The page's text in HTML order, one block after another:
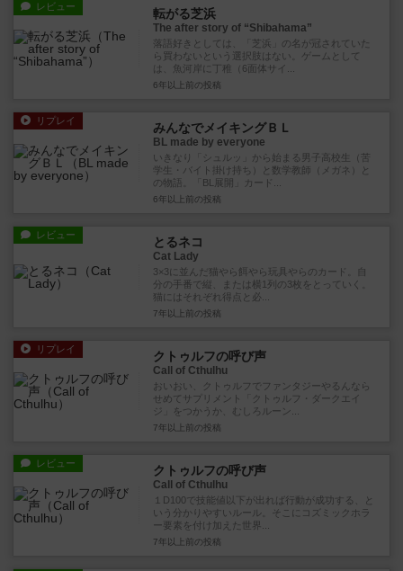
レビュー 転がる芝浜
The after story of “Shibahama”
落語好きとしては、「芝浜」の名が冠されていた
ら買わないという選択肢はない。ゲームとして
は、魚河岸に丁稚（6面体サイ...
6年以上前 の投稿
リプレイ みんなでメイキングＢＬ
BL made by everyone
いきなり「シュルッ」から始まる男子高校生（苦
学生・バイト掛け持ち）と数学教師（メガネ）と
の物語。「BL展開」カード...
6年以上前 の投稿
レビュー とるネコ
Cat Lady
3×3に並んだ猫やら餌やら玩具やらのカード。自
分の手番で縦、または横1列の3枚をとっていく。
猫にはそれぞれ得点と必...
7年以上前 の投稿
リプレイ クトゥルフの呼び声
Call of Cthulhu
おいおい、クトゥルフでファンタジーやるんなら
せめてサプリメント「クトゥルフ・ダークエイ
ジ」をつかうか、むしろルーン...
7年以上前 の投稿
レビュー クトゥルフの呼び声
Call of Cthulhu
１D100で技能値以下が出れば行動が成功する、と
いう分かりやすいルール。そこにコズミックホラ
ー要素を付け加えた世界...
7年以上前 の投稿